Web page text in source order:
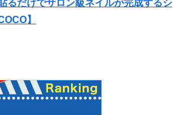
るだけでサロン級ネイルが完成するシ
】